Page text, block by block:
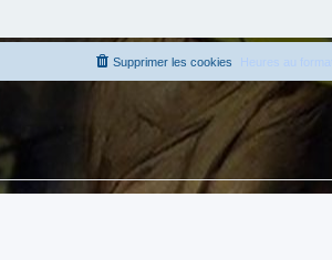
Heures au format
Supprimer les cookies